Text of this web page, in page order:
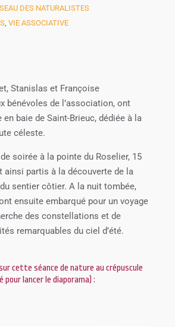
DES NATURALISTES
, VIE ASSOCIATIVE
Stanislas et Françoise
bénévoles de l’association, ont
baie de Saint-Brieuc, dédiée à la
céleste.
soirée à la pointe du Roselier, 15
ainsi partis à la découverte de la
sentier côtier. A la nuit tombée,
ensuite embarqué pour un voyage
des constellations et de
remarquables du ciel d’été.
cette séance de nature au crépuscule
pour lancer le diaporama) :